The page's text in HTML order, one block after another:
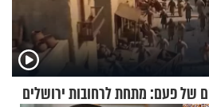
של פעם: מתחת לרחובות ירושלים